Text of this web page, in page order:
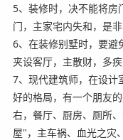
5、装修时，决不能将房
门，主家宅内失和，是非
6、在装修别墅时，要避
夹设客厅，主散财，多疾
7、现代建筑师，在设计
好的格局，有一个朋友
右，餐厅、厨房、厕所
屋"，主车祸、血光之灾